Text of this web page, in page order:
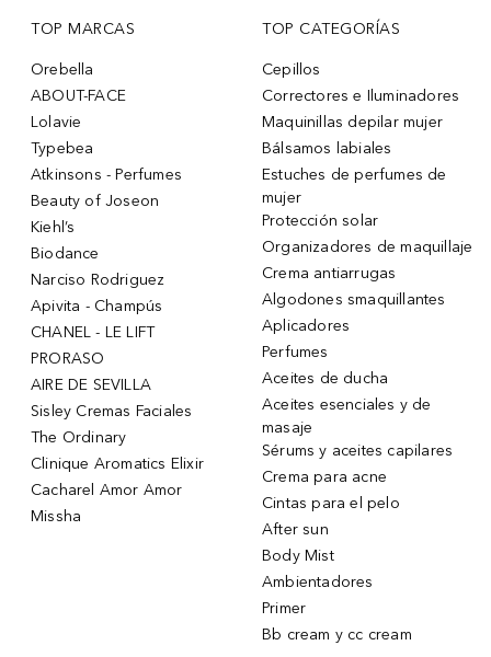
TOP MARCAS
Orebella
ABOUT-FACE
Lolavie
Typebea
Atkinsons - Perfumes
Beauty of Joseon
Kiehl’s
Biodance
Narciso Rodriguez
Apivita - Champús
CHANEL - LE LIFT
PRORASO
AIRE DE SEVILLA
Sisley Cremas Faciales
The Ordinary
Clinique Aromatics Elixir
Cacharel Amor Amor
Missha
TOP CATEGORÍAS
Cepillos
Correctores e Iluminadores
Maquinillas depilar mujer
Bálsamos labiales
Estuches de perfumes de
mujer
Protección solar
Organizadores de maquillaje
Crema antiarrugas
Algodones smaquillantes
Aplicadores
Perfumes
Aceites de ducha
Aceites esenciales y de
masaje
Sérums y aceites capilares
Crema para acne
Cintas para el pelo
After sun
Body Mist
Ambientadores
Primer
Bb cream y cc cream